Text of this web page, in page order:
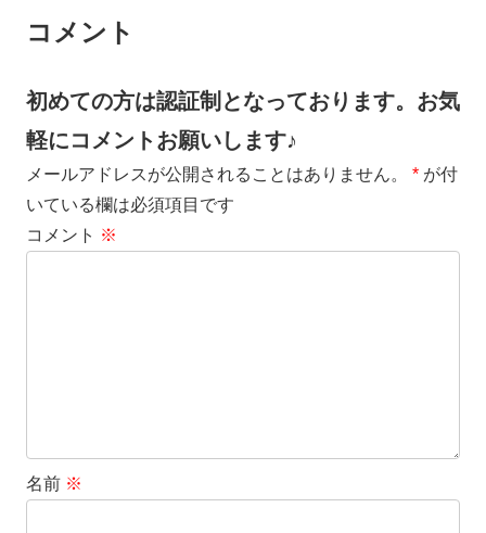
コメント
初めての方は認証制となっております。お気
軽にコメントお願いします♪
メールアドレスが公開されることはありません。 * が付
いている欄は必須項目です
コメント ※
名前 ※